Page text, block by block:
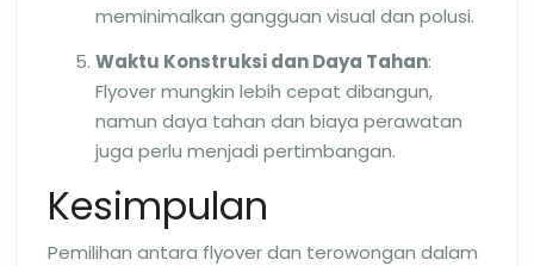
meminimalkan gangguan visual dan polusi.
Waktu Konstruksi dan Daya Tahan:
Flyover mungkin lebih cepat dibangun,
namun daya tahan dan biaya perawatan
juga perlu menjadi pertimbangan.
Kesimpulan
Pemilihan antara flyover dan terowongan dalam